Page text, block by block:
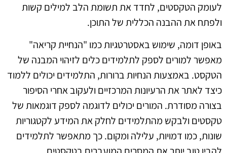
לעומק הטקסטים, לחדד את תשומת הלב למילים קשות
ולפתח את ההבנה הכללית של התוכן.
באופן דומה, שימוש באסטרטגיות כמו "הנחיית קריאה"
מאפשר למורים לספק לתלמידים כלים לזיהוי המבנה של
הטקסט. באמצעות הנחיות ברורות, התלמידים יכולים ללמוד
כיצד לאתר את הרעיונות המרכזיים ולעקוב אחרי הסיפור
בצורה מסודרת. המורים יכולים לדוגמה לספק דוגמאות של
טקסטים ולבקש מהתלמידים לחלק את המידע לקטגוריות
שונות, כמו דמויות, עלילה ומקום. כך מתאפשר לתלמידים